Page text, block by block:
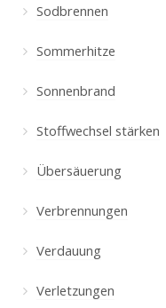
Sodbrennen
Sommerhitze
Sonnenbrand
Stoffwechsel stärken
Übersäuerung
Verbrennungen
Verdauung
Verletzungen